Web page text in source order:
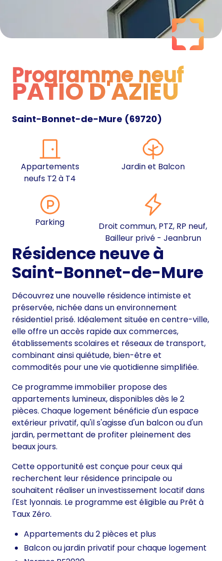
Programme neuf
Programme neuf
PATIO D'AZIEU
Saint-Bonnet-de-Mure (69720)
Appartements
neufs T2 à T4
Jardin et Balcon
Parking
Droit commun, PTZ, RP neuf,
Bailleur privé - Jeanbrun
Résidence neuve à
Saint-Bonnet-de-Mure
Découvrez une nouvelle résidence intimiste et
préservée, nichée dans un environnement
résidentiel prisé. Idéalement située en centre-ville,
elle offre un accès rapide aux commerces,
établissements scolaires et réseaux de transport,
combinant ainsi quiétude, bien-être et
commodités pour une vie quotidienne simplifiée.
Ce programme immobilier propose des
appartements lumineux, disponibles dès le 2
pièces. Chaque logement bénéficie d'un espace
extérieur privatif, qu'il s'agisse d'un balcon ou d'un
jardin, permettant de profiter pleinement des
beaux jours.
Cette opportunité est conçue pour ceux qui
recherchent leur résidence principale ou
souhaitent réaliser un investissement locatif dans
l'Est lyonnais. Le programme est éligible au Prêt à
Taux Zéro.
Appartements du 2 pièces et plus
Balcon ou jardin privatif pour chaque logement